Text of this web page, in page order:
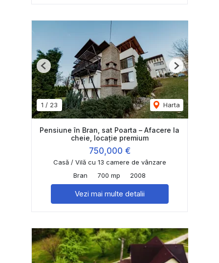
1 / 23 Harta
Previous Next
Pensiune în Bran, sat Poarta – Afacere la
cheie, locație premium
750,000 €
Casă / Vilă cu 13 camere de vânzare
Bran
700 mp 2008
Vezi mai multe detalii